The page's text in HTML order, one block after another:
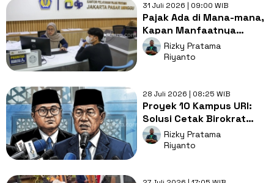
31 Juli 2026 | 09:00 WIB
Pajak Ada di Mana-mana,
Kapan Manfaatnya
Benar-benar Dirasakan
Kita Semua?
Rizky Pratama
Riyanto
28 Juli 2026 | 08:25 WIB
Proyek 10 Kampus URI:
Solusi Cetak Birokrat
atau Pemborosan Dana
APBN?
Rizky Pratama
Riyanto